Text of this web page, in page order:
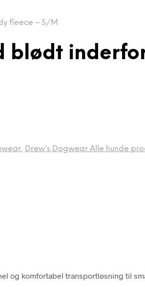
fleece – S/M
blødt
, Drew's Dogwear Alle hunde
og komfortabel transportløsning til